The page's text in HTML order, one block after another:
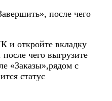
после чего
и откройте вкладку
чего выгрузите
«Заказы»,рядом с
статус